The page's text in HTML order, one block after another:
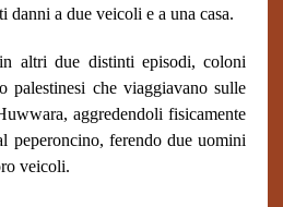
danni a due veicoli e a una casa.
altri due distinti episodi, coloni
palestinesi che viaggiavano sulle
aggredendoli fisicamente
peperoncino, ferendo due uomini
veicoli.